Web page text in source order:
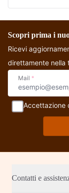
Scopri prima i
Ricevi
direttamente nella
Mail *
Accettazione
Contatti e